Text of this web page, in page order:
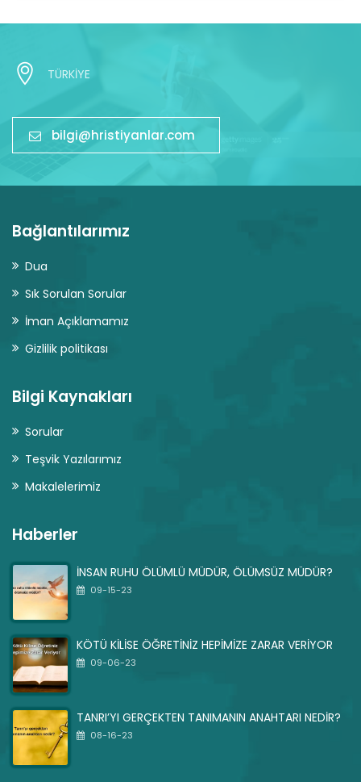
TÜRKİYE
bilgi@hristiyanlar.com
Bağlantılarımız
Dua
Sık Sorulan Sorular
İman Açıklamamız
Gizlilik politikası
Bilgi Kaynakları
Sorular
Teşvik Yazılarımız
Makalelerimiz
Haberler
İNSAN RUHU ÖLÜMLÜ MÜDÜR, ÖLÜMSÜZ MÜDÜR?
09-15-23
KÖTÜ KİLİSE ÖĞRETİNİZ HEPİMİZE ZARAR VERİYOR
09-06-23
TANRI’YI GERÇEKTEN TANIMANIN ANAHTARI NEDİR?
08-16-23